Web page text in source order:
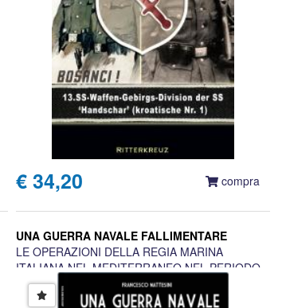
€ 34,20 compra
UNA GUERRA NAVALE FALLIMENTARE
LE OPERAZIONI DELLA REGIA MARINA
ITALIANA NEL MEDITERRANEO NEL PERIODO
10 GIUGNO 1940 - 31 DICEMBRE 1941
FRANCESCO MATTESINI